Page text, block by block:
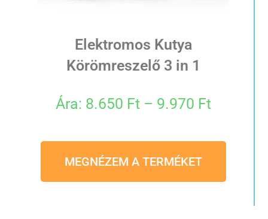
Elektromos Kutya
Körömreszelő 3 in 1
Ára: 8.650 Ft – 9.970 Ft
MEGNÉZEM A TERMÉKET